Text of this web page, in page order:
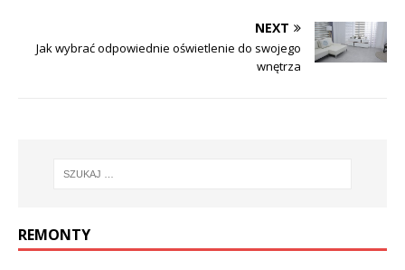
NEXT
Jak wybrać odpowiednie oświetlenie do swojego
wnętrza
REMONTY